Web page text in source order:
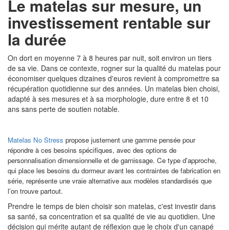
Le matelas sur mesure, un
investissement rentable sur
la durée
On dort en moyenne 7 à 8 heures par nuit, soit environ un tiers
de sa vie. Dans ce contexte, rogner sur la qualité du matelas pour
économiser quelques dizaines d'euros revient à compromettre sa
récupération quotidienne sur des années. Un matelas bien choisi,
adapté à ses mesures et à sa morphologie, dure entre 8 et 10
ans sans perte de soutien notable.
Matelas No Stress propose justement une gamme pensée pour
répondre à ces besoins spécifiques, avec des options de
personnalisation dimensionnelle et de garnissage. Ce type d'approche,
qui place les besoins du dormeur avant les contraintes de fabrication en
série, représente une vraie alternative aux modèles standardisés que
l'on trouve partout.
Prendre le temps de bien choisir son matelas, c'est investir dans
sa santé, sa concentration et sa qualité de vie au quotidien. Une
décision qui mérite autant de réflexion que le choix d'un canapé